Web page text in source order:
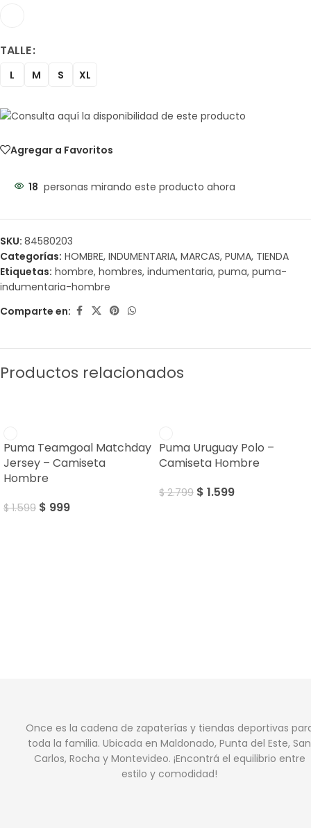
TALLE
L M S XL
Agregar a Favoritos
18 personas mirando este producto ahora
SKU: 84580203
Categorías: HOMBRE, INDUMENTARIA, MARCAS, PUMA, TIENDA
Etiquetas: hombre, hombres, indumentaria, puma, puma-
indumentaria-hombre
Comparte en:
Productos relacionados
Puma Teamgoal Matchday
Jersey – Camiseta
Hombre
$1.599 $ 999
Puma Uruguay Polo –
Camiseta Hombre
$2.799 $ 1.599
Once es la cadena de zapaterías y tiendas deportivas
toda la familia. Ubicada en Maldonado, Punta del Este, San
Carlos, Rocha y Montevideo. ¡Encontrá el equilibrio entre
estilo y comodidad!